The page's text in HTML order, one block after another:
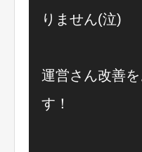
りません(泣)
運営さん改善
す！